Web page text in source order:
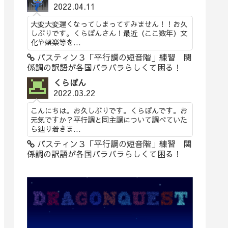
2022.04.11
大変大変遅くなってしまってすみません！！お久
しぶりです。くらぽんさん！最近（ここ数年）文
化や娯楽等を...
バスティン３「平行調の短音階」練習 関
係調の訳語が各国バラバラらしくて困る！
くらぽん
2022.03.22
こんにちは。お久しぶりです。くらぽんです。お
元気ですか？平行調と同主調について調べていた
ら辿り着きま...
バスティン３「平行調の短音階」練習 関
係調の訳語が各国バラバラらしくて困る！